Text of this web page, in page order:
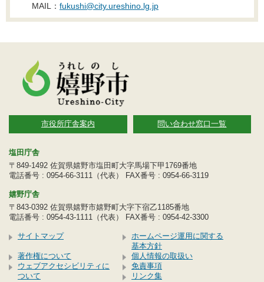
MAIL： fukushi@city.ureshino.lg.jp
市役所庁舎案内 問い合わせ窓口一覧
塩田庁舎
〒849-1492 佐賀県嬉野市塩田町大字馬場下甲1769番地
電話番号 : 0954-66-3111（代表） FAX番号 : 0954-66-3119
嬉野庁舎
〒843-0392 佐賀県嬉野市嬉野町大字下宿乙1185番地
電話番号 : 0954-43-1111（代表） FAX番号 : 0954-42-3300
サイトマップ
ホームページ運用に関する
基本方針
著作権について
個人情報の取扱い
ウェブアクセシビリティに
ついて
免責事項
リンク集